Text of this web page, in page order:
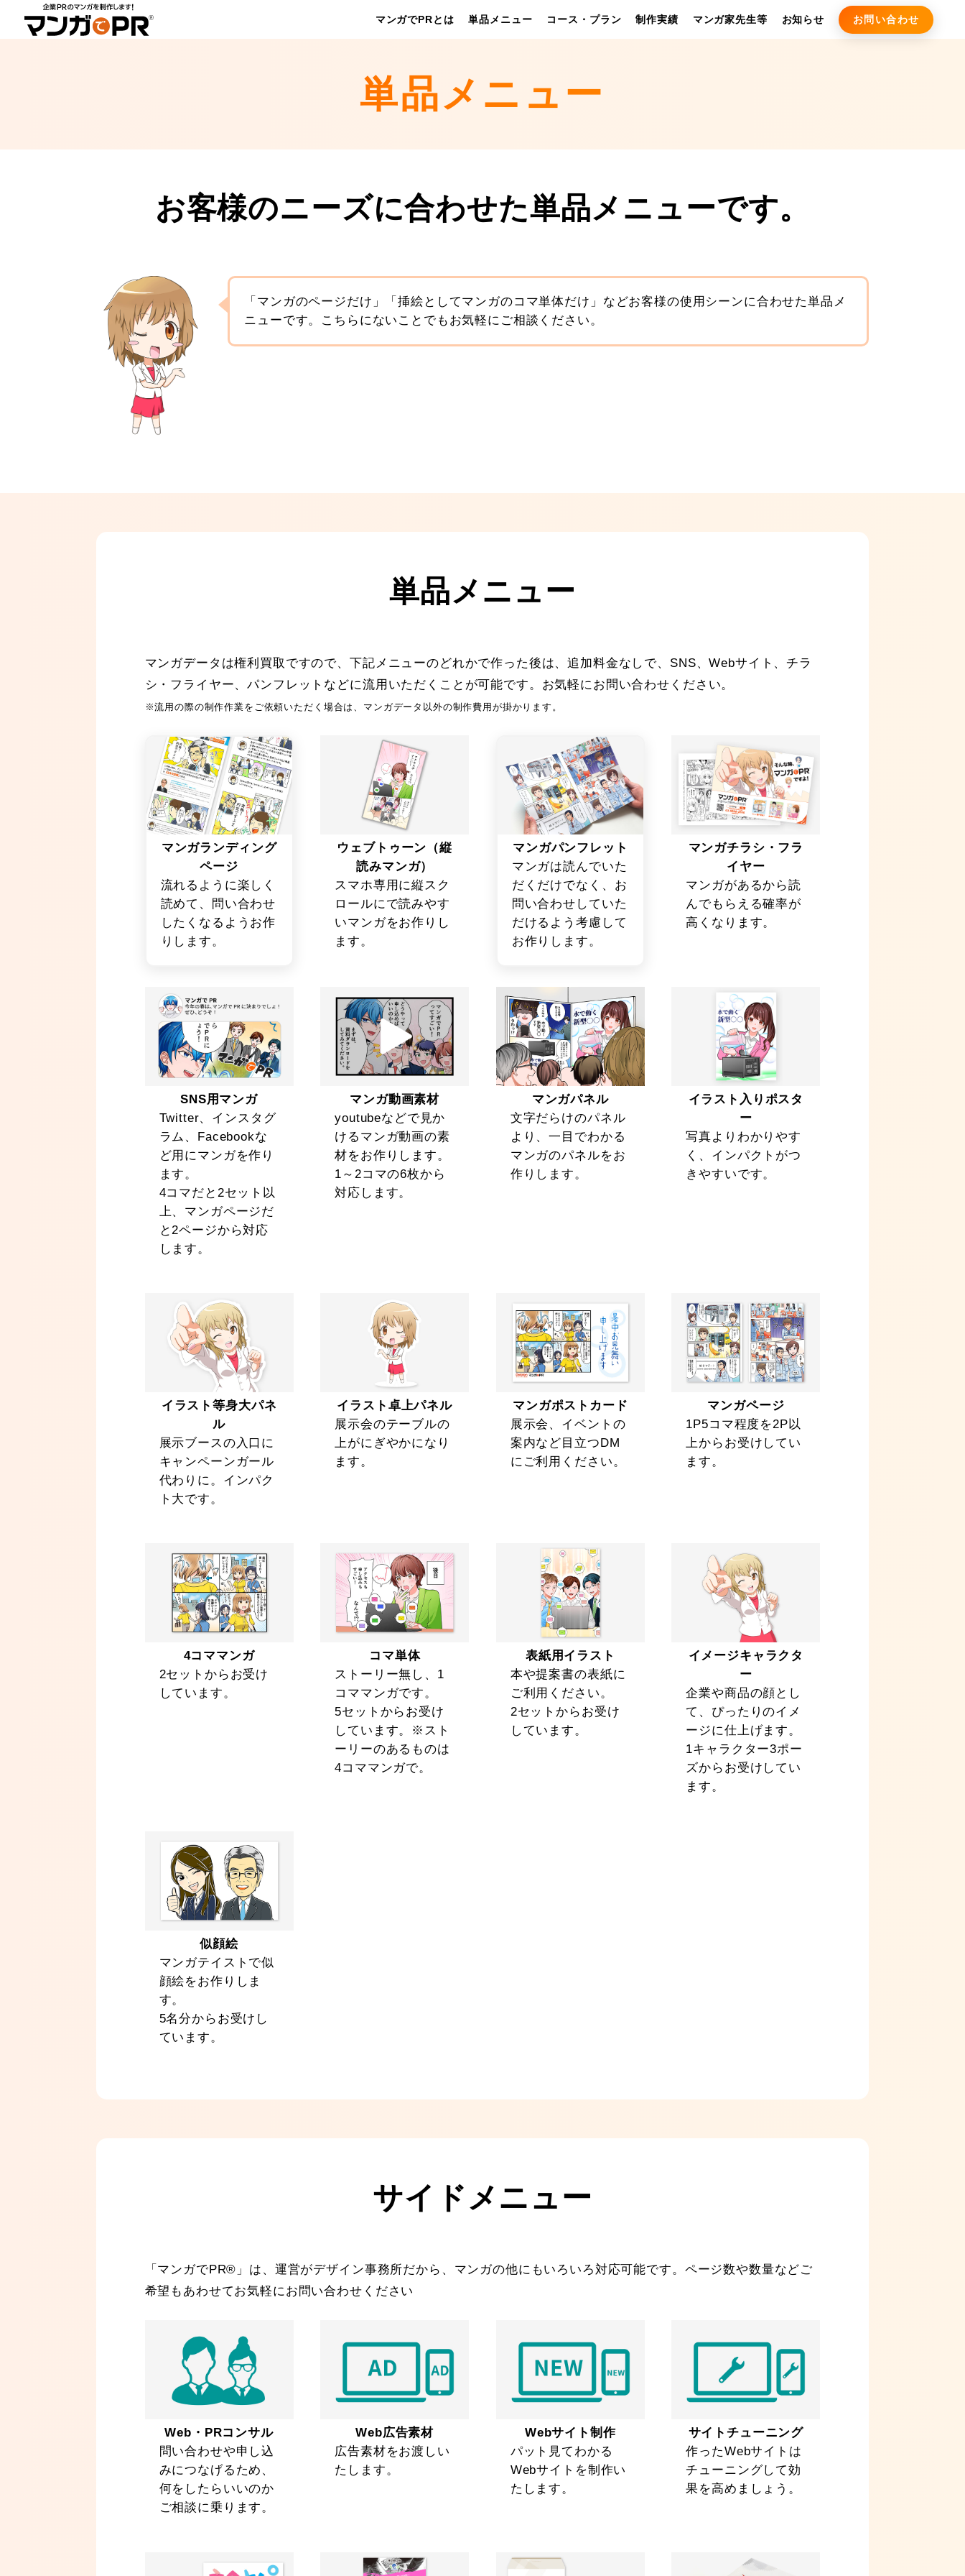
マンガでPRとは 単品メニュー コース・プラン 制作実績 マンガ家先生等 お知らせ お問い合わせ
単品メニュー
お客様のニーズに合わせた単品メニューです。
「マンガのページだけ」「挿絵としてマンガのコマ単体だけ」などお客様の使用シーンに合わせた単品メ
ニューです。こちらにないことでもお気軽にご相談ください。
単品メニュー
マンガデータは権利買取ですので、下記メニューのどれかで作った後は、追加料金なしで、SNS、Webサイト、チラ
シ・フライヤー、パンフレットなどに流用いただくことが可能です。お気軽にお問い合わせください。
※流用の際の制作作業をご依頼いただく場合は、マンガデータ以外の制作費用が掛かります。
マンガランディング
ページ
流れるように楽しく
読めて、問い合わせ
したくなるようお作
りします。
ウェブトゥーン（縦
読みマンガ）
スマホ専用に縦スク
ロールにで読みやす
いマンガをお作りし
ます。
マンガパンフレット
マンガは読んでいた
だくだけでなく、お
問い合わせしていた
だけるよう考慮して
お作りします。
マンガチラシ・フラ
イヤー
マンガがあるから読
んでもらえる確率が
高くなります。
SNS用マンガ
Twitter、インスタグ
ラム、Facebookな
ど用にマンガを作り
ます。
4コマだと2セット以
上、マンガページだ
と2ページから対応
します。
マンガ動画素材
youtubeなどで見か
けるマンガ動画の素
材をお作りします。
1～2コマの6枚から
対応します。
マンガパネル
文字だらけのパネル
より、一目でわかる
マンガのパネルをお
作りします。
イラスト入りポスタ
ー
写真よりわかりやす
く、インパクトがつ
きやすいです。
イラスト等身大パネ
ル
展示ブースの入口に
キャンペーンガール
代わりに。インパク
ト大です。
イラスト卓上パネル
展示会のテーブルの
上がにぎやかになり
ます。
マンガポストカード
展示会、イベントの
案内など目立つDM
にご利用ください。
マンガページ
1P5コマ程度を2P以
上からお受けしてい
ます。
4コママンガ
2セットからお受け
しています。
コマ単体
ストーリー無し、1
コママンガです。
5セットからお受け
しています。※スト
ーリーのあるものは
4コママンガで。
表紙用イラスト
本や提案書の表紙に
ご利用ください。
2セットからお受け
しています。
イメージキャラクタ
ー
企業や商品の顔とし
て、ぴったりのイメ
ージに仕上げます。
1キャラクター3ポー
ズからお受けしてい
ます。
似顔絵
マンガテイストで似
顔絵をお作りしま
す。
5名分からお受けし
ています。
サイドメニュー
「マンガでPR®」は、運営がデザイン事務所だから、マンガの他にもいろいろ対応可能です。ページ数や数量などご
希望もあわせてお気軽にお問い合わせください
Web・PRコンサル
問い合わせや申し込
みにつなげるため、
何をしたらいいのか
ご相談に乗ります。
Web広告素材
広告素材をお渡しい
たします。
Webサイト制作
パット見てわかる
Webサイトを制作い
たします。
サイトチューニング
作ったWebサイトは
チューニングして効
果を高めましょう。